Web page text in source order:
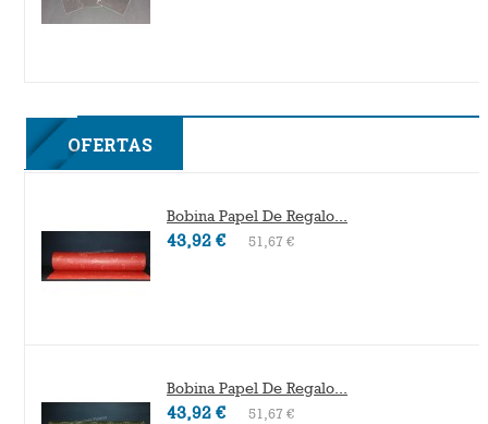
2F
OFERTAS
Bobina Papel De Regalo...
43,92 € 51,67 €
Bobina Papel De Regalo...
43,92 € 51,67 €